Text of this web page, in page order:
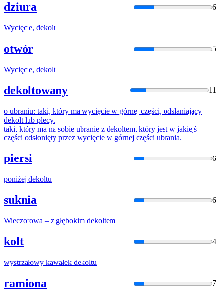
dziura 6
Wycięcie, dekolt
otwór 5
Wycięcie, dekolt
dekoltowany 11
o ubraniu: taki, który ma wycięcie w górnej części, odsłaniający
dekolt lub plecy.
taki, który ma na sobie ubranie z dekoltem, który jest w jakiejś
części odsłonięty przez wycięcie w górnej części ubrania.
piersi 6
poniżej dekoltu
suknia 6
Wieczorowa – z głębokim dekoltem
kolt 4
wystrzałowy kawałek dekoltu
ramiona 7